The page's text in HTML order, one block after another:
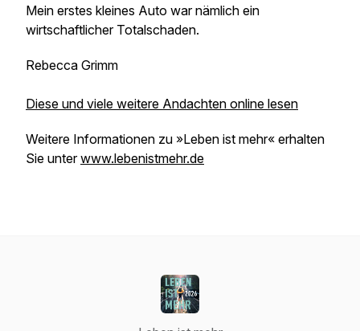
Mein erstes kleines Auto war nämlich ein
wirtschaftlicher Totalschaden.
Rebecca Grimm
Diese und viele weitere Andachten online lesen
Weitere Informationen zu »Leben ist mehr« erhalten
Sie unterwww.lebenistmehr.de